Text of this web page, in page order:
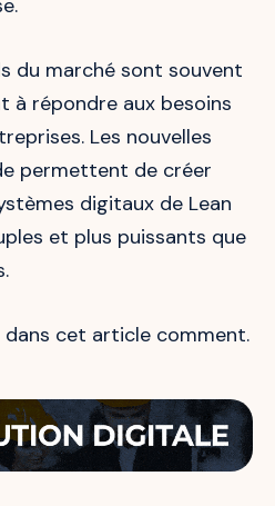
du marché sont souvent
à répondre aux besoins
Les nouvelles
permettent de créer
digitaux de Lean
et plus puissants que
dans cet article comment.